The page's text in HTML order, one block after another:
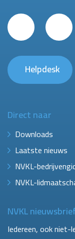
Helpdesk
Direct naar
Downloads
Laatste nieuws
NVKL-
NVKL-
NVKL nieuwsbrief
Iedereen, ook niet-